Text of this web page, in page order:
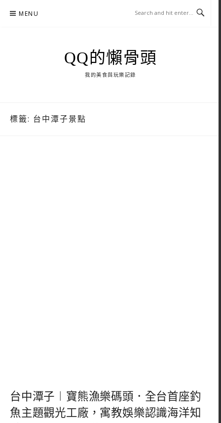
MENU
QQ的懶骨頭
我的美食與玩樂記錄
標籤: 台中潭子景點
台中潭子︱寶熊漁樂碼頭．全台首座釣
魚主題觀光工廠，寓教娛樂認識海洋知